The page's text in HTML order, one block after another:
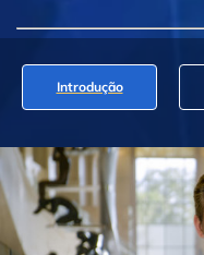
Introdução